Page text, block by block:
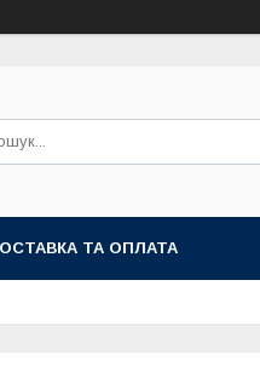
ТА ОПЛАТА